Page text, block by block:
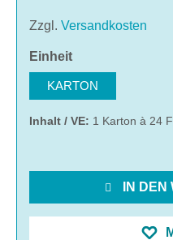
Zzgl. Versandkosten
Einheitauswählen
KARTON
Inhalt / VE: 1 Karton à 24
IN